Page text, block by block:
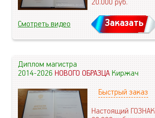
20.000руб.
Смотреть видео Заказать
Диплом магистра
2014-2026НОВОГО ОБРАЗЦАКиржач
Быстрый заказ
Настоящий ГОЗНАК